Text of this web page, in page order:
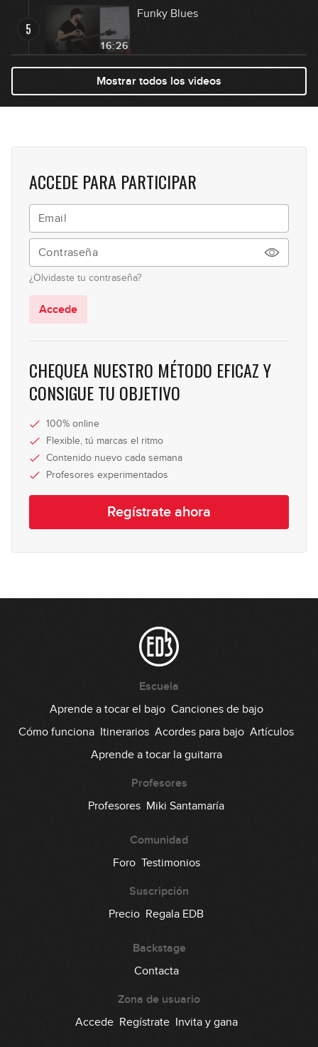
5
16:26
Funky Blues
12:36
Double stops en el blues
7
8
Blues Menor
9
Mostrar todos los videos
ACCEDE PARA PARTICIPAR
¿Olvidaste tu contraseña?
Accede
CHEQUEA NUESTRO MÉTODO EFICAZ Y
CONSIGUE TU OBJETIVO
100% online
Flexible, tú marcas el ritmo
Contenido nuevo cada semana
Profesores experimentados
Regístrate ahora
Escuela
Aprende a tocar el bajo Canciones de bajo
Cómo funciona Itinerarios Acordes para bajo Artículos
Aprende a tocar la guitarra
Profesores
Profesores Miki Santamaría
Comunidad
Foro Testimonios
Suscripción
Precio Regala EDB
Backstage
Contacta
Zona de usuario
Accede Regístrate Invita y gana